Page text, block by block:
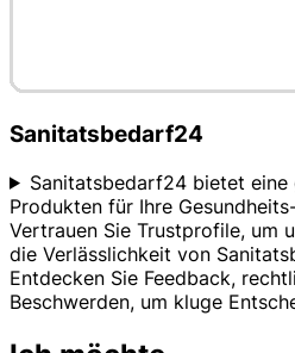
Sanitatsbedarf24
Sanitatsbedarf24 bietet eine
Produkten für Ihre
Vertrauen Sie Trustprofile, um
die Verlässlichkeit von
Entdecken Sie Feedback,
Beschwerden, um kluge